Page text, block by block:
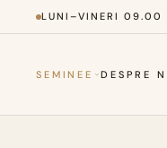
LUNI–VINERI 09.00
SEMINEE DESPRE